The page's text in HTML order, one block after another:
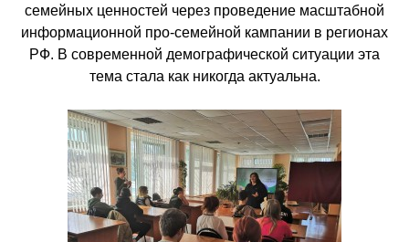
семейных ценностей через проведение масштабной
информационной про-семейной кампании в регионах
РФ. В современной демографической ситуации эта
тема стала как никогда актуальна.